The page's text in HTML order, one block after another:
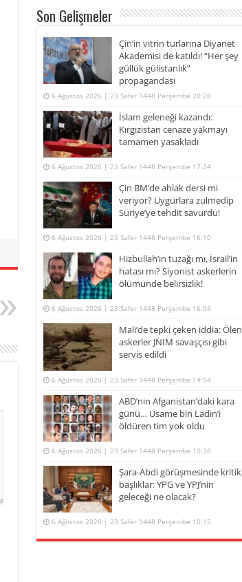
Son Gelişmeler
Çin’in vitrin turlarına Diyanet
Akademisi de katıldı! “Her şey
güllük gülistanlık”
propagandası
6 Ağustos 2026 | 23 Safer 1448 Perşembe 20:28
İslam geleneği kazandı:
Kırgızistan cenaze yakmayı
tamamen yasakladı
6 Ağustos 2026 | 23 Safer 1448 Perşembe 17:24
Çin BM’de ahlak dersi mi
veriyor? Uygurlara zulmedip
Suriye’ye tehdit savurdu!
6 Ağustos 2026 | 23 Safer 1448 Perşembe 16:10
Hizbullah’ın tuzağı mı, İsrail’in
hatası mı? Siyonist askerlerin
ölümünde belirsizlik!
6 Ağustos 2026 | 23 Safer 1448 Perşembe 16:08
Mali’de tepki çeken iddia: Ölen
askerler JNIM savaşçısı gibi
servis edildi
6 Ağustos 2026 | 23 Safer 1448 Perşembe 14:54
ABD’nin Afganistan’daki kara
günü… Usame bin Ladin’i
öldüren tim yok oldu
6 Ağustos 2026 | 23 Safer 1448 Perşembe 10:38
Şara-Abdi görüşmesinde kritik
başlıklar: YPG ve YPJ’nin
geleceği ne olacak?
6 Ağustos 2026 | 23 Safer 1448 Perşembe 10:15